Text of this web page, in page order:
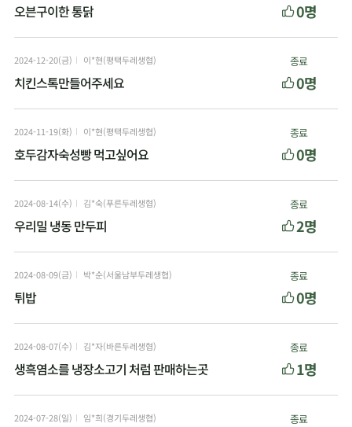
오븐구이한 통닭 0명
2024-12-20(금) 이*현(평택두레생협)
치킨스톡만들어주세요
종료
0명
2024-11-19(화) 이*현(평택두레생협)
호두감자숙성빵 먹고싶어요
종료
0명
2024-08-14(수) 김*숙(푸른두레생협)
우리밀 냉동 만두피
종료
2명
2024-08-09(금) 박*순(서울남부두레생협)
튀밥
종료
0명
2024-08-07(수) 김*자(바른두레생협)
생흑염소를 냉장소고기 처럼 판매하는곳
종료
1명
2024-07-28(일) 임*희(경기두레생협) 종료